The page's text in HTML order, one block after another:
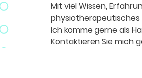
Mit viel Wissen,
Ich komme gerne als
Kontaktieren Sie mich